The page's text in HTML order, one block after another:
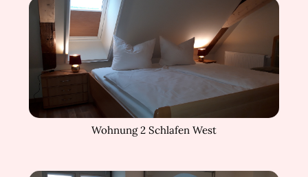
Wohnung 2 Schlafen West